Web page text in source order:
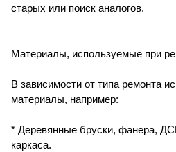
старых или поиск аналогов.
Материалы, используемые при
В зависимости от типа ремонта
материалы, например:
* Деревянные бруски, фанера,
каркаса.